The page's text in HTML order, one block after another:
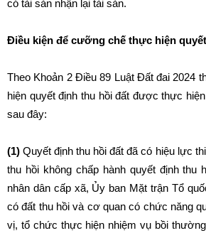
có tài sản nhận lại tài sản.
Điều kiện để cưỡng chế thực hiện
Theo Khoản 2 Điều 89 Luật Đất đai 2024
hiện quyết định thu hồi đất được thực
sau đây:
(1)Quyết định thu hồi đất đã có hiệu lực
thu hồi không chấp hành quyết định thu
nhân dân cấp xã, Ủy ban Mặt trận Tổ
có đất thu hồi và cơ quan có chức năng
vị, tổ chức thực hiện nhiệm vụ bồi